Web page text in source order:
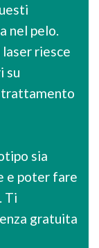
nel pelo.
riesce
su
trattamento
sia
e poter fare
Ti
gratuita